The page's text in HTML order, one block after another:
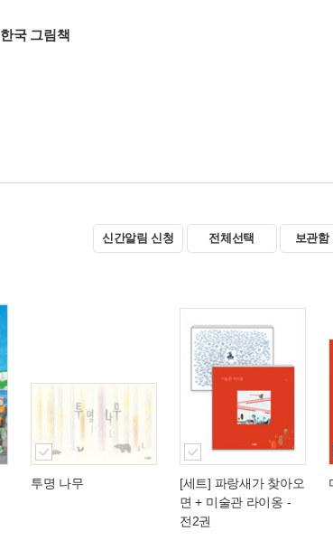
한국 그림책
신간알림 신청 전체선택 보관함
투명 나무
[세트] 파랑새가 찾아오
면 + 미술관 라이옹 -
전2권